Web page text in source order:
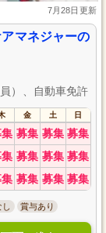
7月28日更新
マネジャーの
）、自動車免許
金 土 日
募集 募集 募集
募集 募集 募集
募集 募集 募集
賞与あり